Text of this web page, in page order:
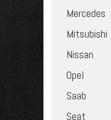
Mercedes
Mitsubishi
Nissan
Opel
Saab
Seat